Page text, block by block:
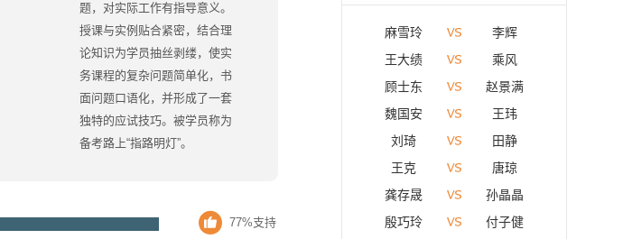
题，对实际工作有指导意义。
授课与实例贴合紧密，结合理
论知识为学员抽丝剥缕，使实
务课程的复杂问题简单化，书
面问题口语化，并形成了一套
独特的应试技巧。被学员称为
备考路上“指路明灯”。
77%支持
麻雪玲
李辉
王大绩
乘风
顾士东
赵景满
魏国安
王玮
刘琦
田静
王克
唐琼
龚存晟
孙晶晶
殷巧玲
付子健